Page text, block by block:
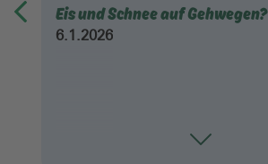
Eis und Schnee auf Gehwegen?
6.1.2026